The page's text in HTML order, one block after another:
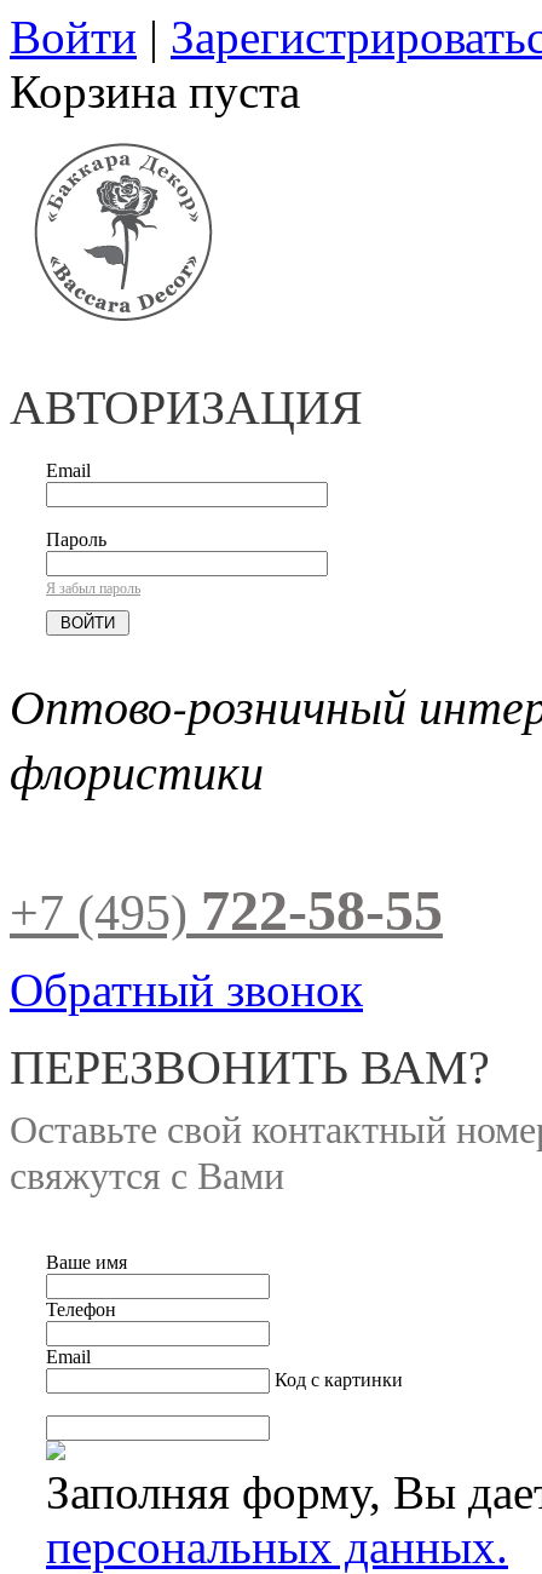
Войти |
Корзина пуста
АВТОРИЗАЦИЯ
Email
Пароль
Я забыл пароль
Оптово-розничный
флористики
+7 (495) 722-58-55
Обратный звонок
ПЕРЕЗВОНИТЬ ВАМ?
Оставьте свой контактный
свяжутся с Вами
Ваше имя
Телефон
Email
Код с картинки
Заполняя форму, Вы
персональных данных.